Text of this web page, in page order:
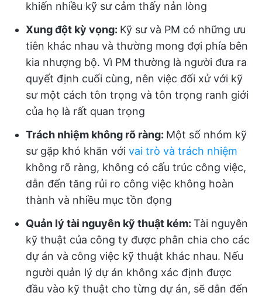
khiến nhiều kỹ sư cảm thấy nản lòng
Xung đột kỳ vọng: Kỹ sư và PM có những ưu
tiên khác nhau và thường mong đợi phía bên
kia nhượng bộ. Vì PM thường là người đưa ra
quyết định cuối cùng, nên việc đối xử với kỹ
sư một cách tôn trọng và tôn trọng ranh giới
của họ là rất quan trọng
Trách nhiệm không rõ ràng: Một số nhóm kỹ
sư gặp khó khăn với vai trò và trách nhiệm
không rõ ràng, không có cấu trúc công việc,
dẫn đến tăng rủi ro công việc không hoàn
thành và nhiều mục tồn đọng
Quản lý tài nguyên kỹ thuật kém: Tài nguyên
kỹ thuật của công ty được phân chia cho các
dự án và công việc kỹ thuật khác nhau. Nếu
người quản lý dự án không xác định được
đầu vào kỹ thuật cho từng dự án, sẽ dẫn đến